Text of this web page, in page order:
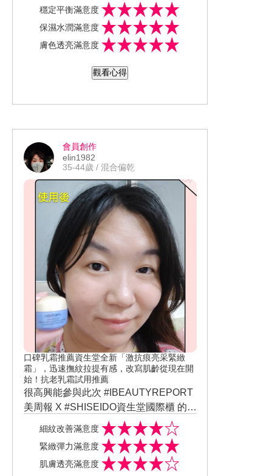
粉底液前使用！❤因為粉底液的防曬系數
都比較低！正好使用完全無色的安耐曬
的金鑽高效防曬凝膠SPF50+ PA++++ ，
來做個肌膚防曬打底！讓防曬效果更完
肌膚、不醺眼、低敏不刺激、完全不油
防汗防水效果極好！！！♥♥♥ 更喜歡的
真的超級無敵好用！👍👍👍真心推薦給
想買防曬乳的朋友！♥♥ 「防曬首選就是
安耐曬」👍👍👍 #ANESSA #小金瓶 #越
熱越抗曬 #防曬推薦 #地表超強安耐曬 I
G心得網址👉https://www.instagram.co
m/p/COQUDPFHGqI/?igshid=mzs0lk2o
歡的韓系專櫃品牌♥♥「LANEIGE蘭芝」
♥♥！ 這次試用體驗的保養品項是✨「全
新升級上市蘭芝超能亮睡美人晚安面
膜」✨！ 這次試用體驗超棒的！！！ 蘭
膜！！ 多年來；時常出現在女人我最
裡。♥♥ 在台灣，應該沒有人不認識「蘭
，運用了一項「益膚平衡微生態科
技」！ 美肌複合益生菌對比單一菌種能
提升167%益膚力。♥♥ 「益膚微生態平
衡科技」透過微生態圈平衡，來解決因
睡眠品質不佳和各種對皮膚健康的有害
刺激物質（粉塵、紫外線），而導致皮
膚狀況不穩定！強化肌膚防禦能力，回
復健康狀態 👉水潤UP 超保濕、超保濕
鎖水的角鯊烷配方，一敷肌膚水潤提升2
5% ！ 👉健康WIN ，重啟肌膚防，力，
平衡肌膚微生態15.3%！ 👉透亮GET，
一覺醒來肌膚透亮閃耀 11.5% ！ ✨一瓶
萬用，早晨、晚上都能使用♥♥ 輕鬆解決
肌膚各種問題（出油、冒痘、暗沉、環
境污污、氣溫濕度、ˋ妝感不服貼）。 ✨
個人親自使用感覺，跟前一代舊款比起
來，新一代的質地非常清爽、不黏膩、
分子細小、肌膚一抹即吸收、擦完肌膚
與手指不會殘留油膩感或黏膩感！即使
厚敷，也不會覺得肌膚悶悶的！ 最棒的
是，隔天早晨醒來時，肌膚明顯有提亮
效果！ 發這文章時，我人目前在海拔46
0公尺的南投露營區，跨年當天溫度僅11
穩定平衡滿意度
保濕水潤滿意度
膚色透亮滿意度
觀看心得
會員創作
elin1982
35-44歲 / 混合偏乾
口碑乳霜推薦資生堂全新「激抗痕亮采緊緻
霜」，迅速撫紋拉提有感，改寫肌齡從現在開
始！抗老乳霜試用推薦
很高興能參與此次 #IBEAUTYREPORT
美周報 X #SHISEIDO資生堂國際櫃 的試
用活動 ！♥♥♥ 這次體驗試用的保養品為
【 SHISEIDO #全新上市 #激抗痕亮采緊
緻霜（豐潤） 】！ 我是混合偏乾性肌
膚，T字部位容易出油、兩頰缺水！ 夏
#資生堂百年抗老科技大成 #高感度傳遞
科技 #拉提神霜 #全新激抗痕亮采緊緻霜
【FB】 https://m.facebook.com/story.ph
p?story_fbid=3656102117754292&id=1
細紋改善滿意度
緊緻彈力滿意度
肌膚透亮滿意度